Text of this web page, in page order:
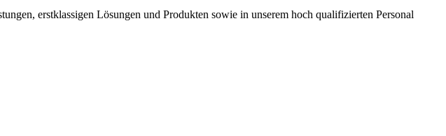
erstklassigen Lösungen und Produkten sowie in unserem hoch qualifizierten Personal